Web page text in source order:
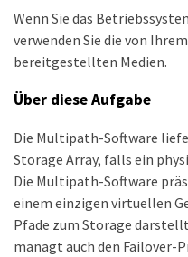
Wenn Sie das
verwenden Sie die von
bereitgestellten Medien.
Über diese Aufgabe
Die Multipath-Software
Storage Array, falls ein
Die Multipath-Software
einem einzigen virtuellen
Pfade zum Storage
managt auch den Failover-